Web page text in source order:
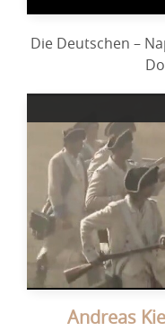
Die Deutschen –
Andreas